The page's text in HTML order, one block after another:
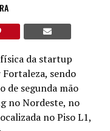
da startup
Fortaleza, sendo
de segunda mão
no Nordeste, no
no Piso L1,